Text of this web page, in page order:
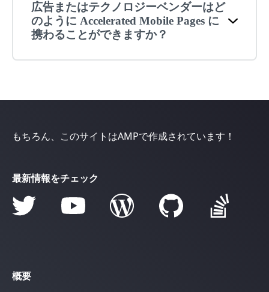
広告またはテクノロジーベンダーはど
のように Accelerated Mobile Pages に
携わることができますか？
もちろん、このサイトはAMPで作成されています！
最新情報をチェック
概要